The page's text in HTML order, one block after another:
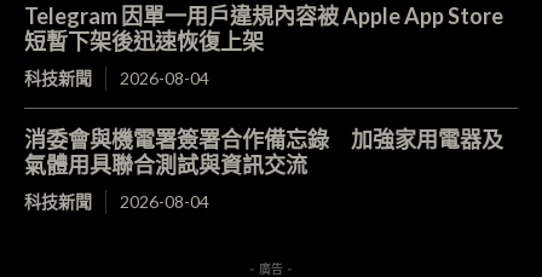
Telegram 因單一用戶違規內容被 Apple App Store
短暫下架後迅速恢復上架
科技新聞 2026-08-04
消委會與機電署簽署合作備忘錄 加強家用電器及
氣體用具聯合測試與資訊交流
科技新聞 2026-08-04
- 廣告 -